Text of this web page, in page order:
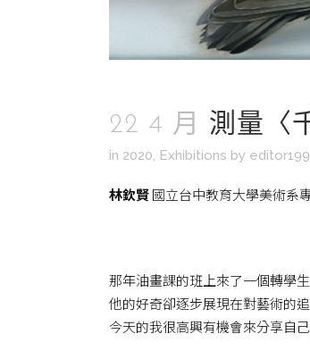
22 4 月 測量〈
in 2020, Exhibitions by
林欽賢國立台中教育大學美術系
那年油畫課的班上來了一個轉學
他的好奇卻逐步展現在對藝術的
今天的我很高興有機會來分享自